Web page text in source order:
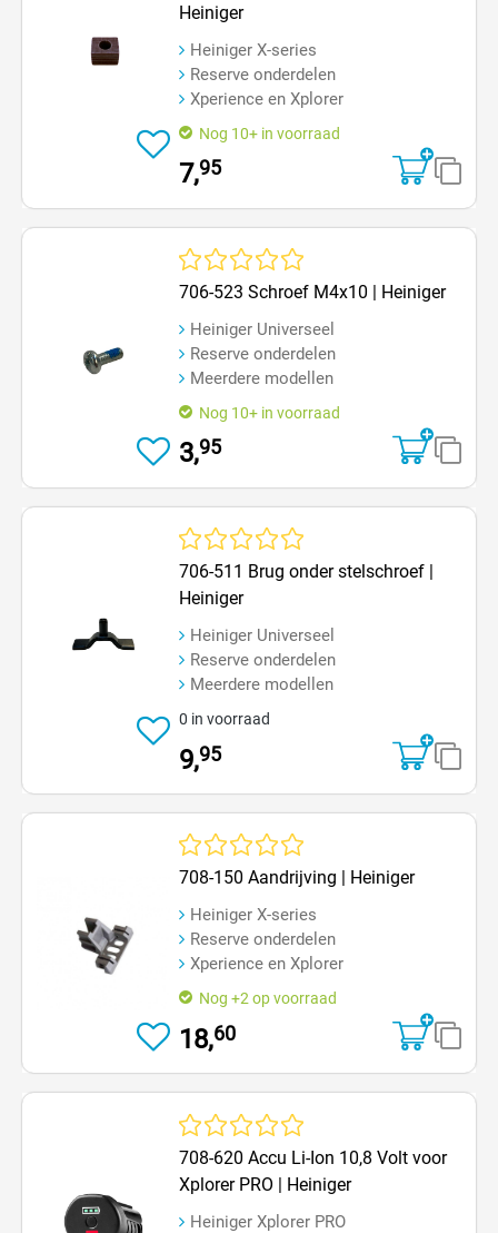
Heiniger
Heiniger X-series
Reserve onderdelen
Xperience en Xplorer
Nog 10+ in voorraad
7,95
706-523 Schroef M4x10 | Heiniger
Heiniger Universeel
Reserve onderdelen
Meerdere modellen
Nog 10+ in voorraad
3,95
706-511 Brug onder stelschroef |
Heiniger
Heiniger Universeel
Reserve onderdelen
Meerdere modellen
0 in voorraad
9,95
Gemiddelde waardering van 0 van 5 sterren
708-150 Aandrijving | Heiniger
Heiniger X-series
Reserve onderdelen
Xperience en Xplorer
Nog +2 op voorraad
18,60
708-620 Accu Li-Ion 10,8 Volt voor
Xplorer PRO | Heiniger
Heiniger Xplorer PRO